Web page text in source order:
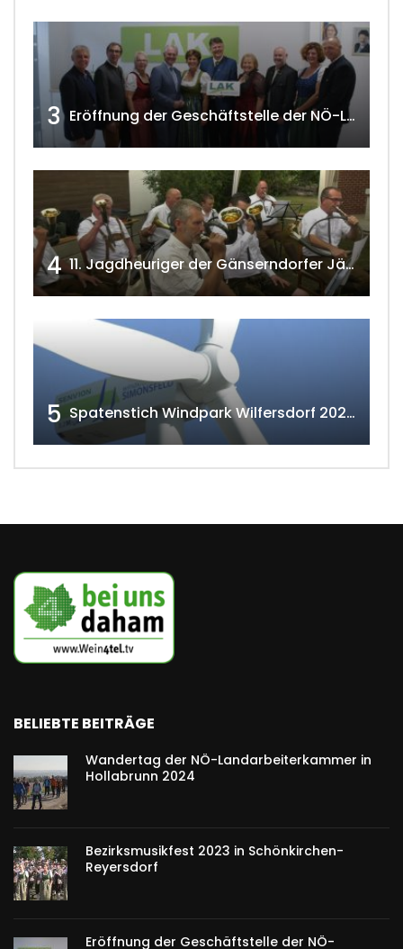
3 Eröffnung der Geschäftstelle der NÖ-Landarbeiterkammer in Mistelbach w4tv174
4 11. Jagdheuriger der Gänserndorfer Jäger 2020 w4tv166
5 Spatenstich Windpark Wilfersdorf 2023 w4tv177
BELIEBTE BEITRÄGE
Wandertag der NÖ-Landarbeiterkammer in
Hollabrunn 2024
Bezirksmusikfest 2023 in Schönkirchen-
Reyersdorf
Eröffnung der Geschäftstelle der NÖ-